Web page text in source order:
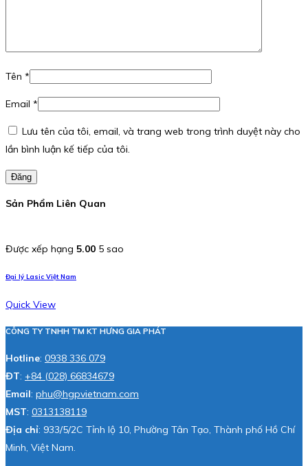
Tên *
Email *
Lưu tên của tôi, email, và trang web trong trình duyệt này cho
lần bình luận kế tiếp của tôi.
Đăng
Sản Phẩm Liên Quan
Được xếp hạng 5.00 5 sao
Đại lý Lasic Việt Nam
Quick View
CÔNG TY TNHH TM KT HƯNG GIA PHÁT
Hotline: 0938 336 079
ĐT: +84 (028) 66834679
Email: phu@hgpvietnam.com
MST: 0313138119
Địa chỉ: 933/5/2C Tỉnh lộ 10, Phường Tân Tạo, Thành phố Hồ Chí
Minh, Việt Nam.